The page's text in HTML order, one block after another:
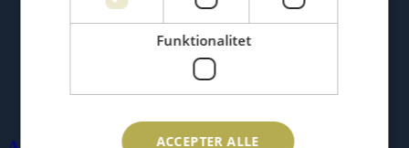
Funktionalitet
ACCEPTER ALLE